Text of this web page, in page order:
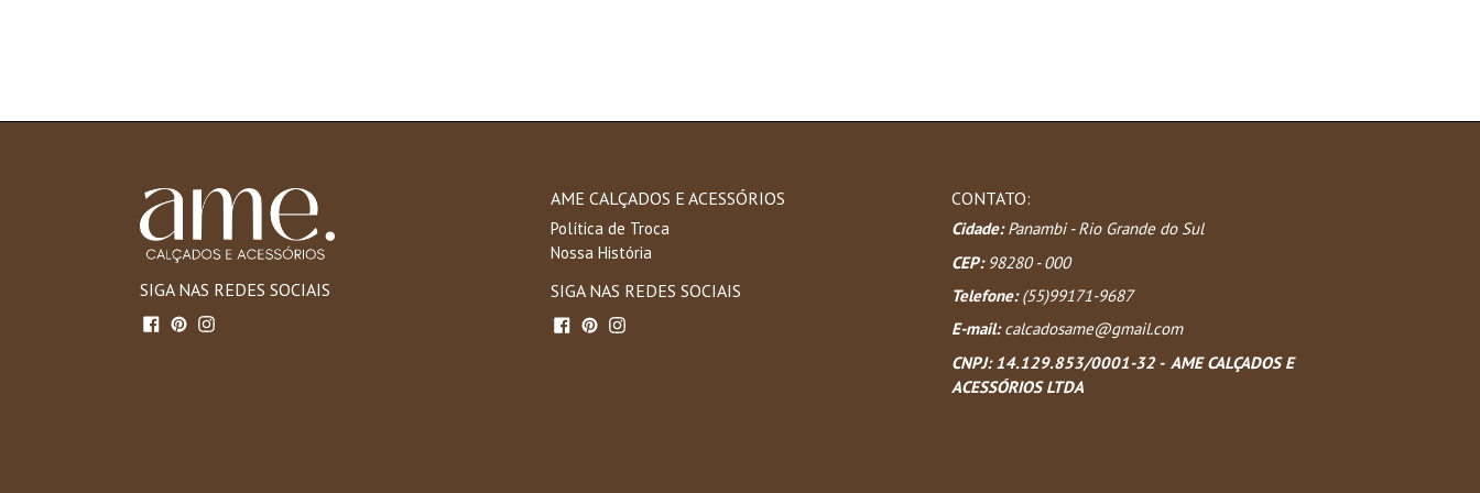
SIGA NAS REDES SOCIAIS
FacebookPinterestInstagram
AME CALÇADOS E ACESSÓRIOS
Política de Troca
Nossa História
SIGA NAS REDES SOCIAIS
FacebookPinterestInstagram
CONTATO:
Cidade:Panambi - Rio Grande do Sul
CEP:98280 - 000
Telefone:(55)99171-9687
E-mail: calcadosame@gmail.com
CNPJ: 14.129.853/0001-32 - AME CALÇADOS E
ACESSÓRIOS LTDA